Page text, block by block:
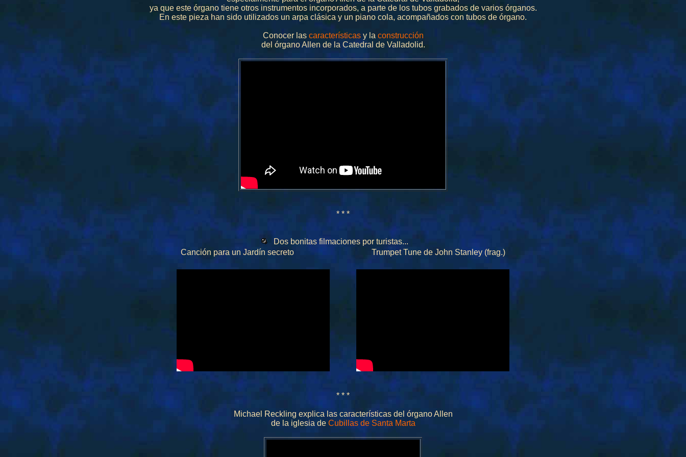
ya que este órgano tiene otros instrumentos incorporados, a parte de los tubos grabados de varios órganos.
En este pieza han sido utilizados un arpa clásica y un piano cola, acompañados con tubos de órgano.
Conocer las característicasy la construcción
del órgano Allen de la Catedral de Valladolid.
* * *
Dos bonitas filmaciones por turistas...
Canción para un Jardín secreto
Trumpet Tune de John Stanley (frag.)
* * *
Michael Reckling explica las características del órgano Allen
de la iglesia de Cubillas de Santa Marta